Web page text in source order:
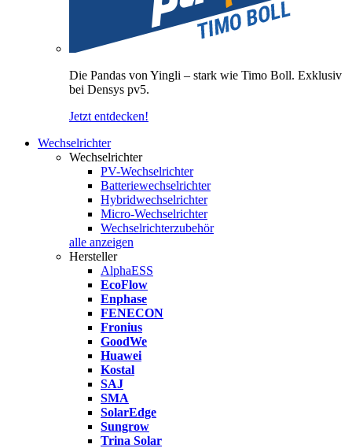
Die Pandas von Yingli – stark wie Timo Boll. Exklusiv
bei Densys pv5.
Jetzt entdecken!
Wechselrichter
Wechselrichter
PV-Wechselrichter
Batteriewechselrichter
Hybridwechselrichter
Micro-Wechselrichter
Wechselrichterzubehör
alle anzeigen
Hersteller
AlphaESS
EcoFlow
Enphase
FENECON
Fronius
GoodWe
Huawei
Kostal
SAJ
SMA
SolarEdge
Sungrow
Trina Solar